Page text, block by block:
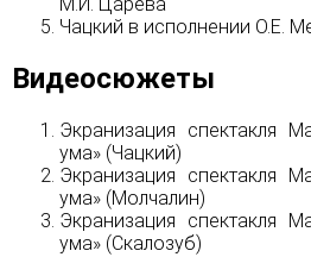
М.И. Царева
Чацкий в исполнении О.Е.
Видеосюжеты
Экранизация спектакля
ума» (Чацкий)
Экранизация спектакля
ума» (Молчалин)
Экранизация спектакля
ума» (Скалозуб)